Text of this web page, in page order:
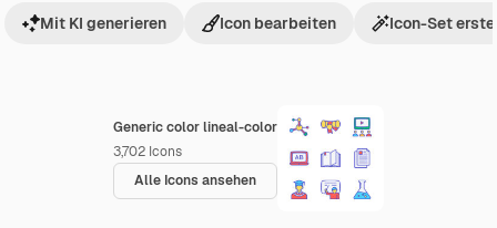
Generic color lineal-color
3,702 Icons
Alle Icons ansehen
Mit KI generieren Icon bearbeiten Icon-Set